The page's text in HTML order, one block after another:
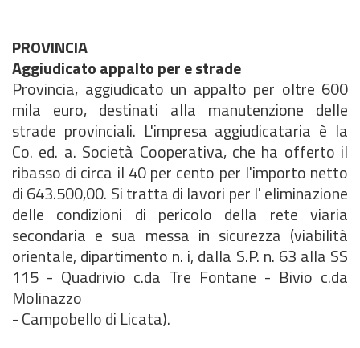
PROVINCIA
Aggiudicato appalto per e strade
Provincia, aggiudicato un appalto per oltre 600
mila euro, destinati alla manutenzione delle
strade provinciali. L'impresa aggiudicataria è la
Co. ed. a. Società Cooperativa, che ha offerto il
ribasso di circa il 40 per cento per l'importo netto
di 643.500,00. Si tratta di lavori per l' eliminazione
delle condizioni di pericolo della rete viaria
secondaria e sua messa in sicurezza (viabilità
orientale, dipartimento n. i, dalla S.P. n. 63 alla SS
115 - Quadrivio c.da Tre Fontane - Bivio c.da
Molinazzo
- Campobello di Licata).